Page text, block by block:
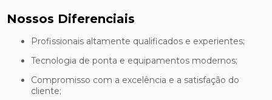
Nossos Diferenciais
Profissionais altamente qualificados e experientes;
Tecnologia de ponta e equipamentos modernos;
Compromisso com a excelência e a satisfação do
cliente;